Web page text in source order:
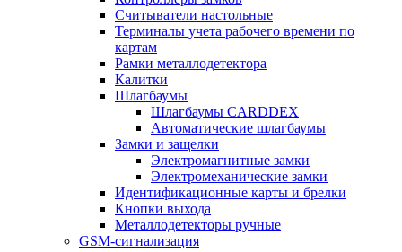
Считыватели настольные
Терминалы учета рабочего времени по
картам
Рамки металлодетектора
Калитки
Шлагбаумы
Шлагбаумы CARDDEX
Автоматические шлагбаумы
Замки и защелки
Электромагнитные замки
Электромеханические замки
Идентификационные карты и брелки
Кнопки выхода
Металлодетекторы ручные
GSM-сигнализация